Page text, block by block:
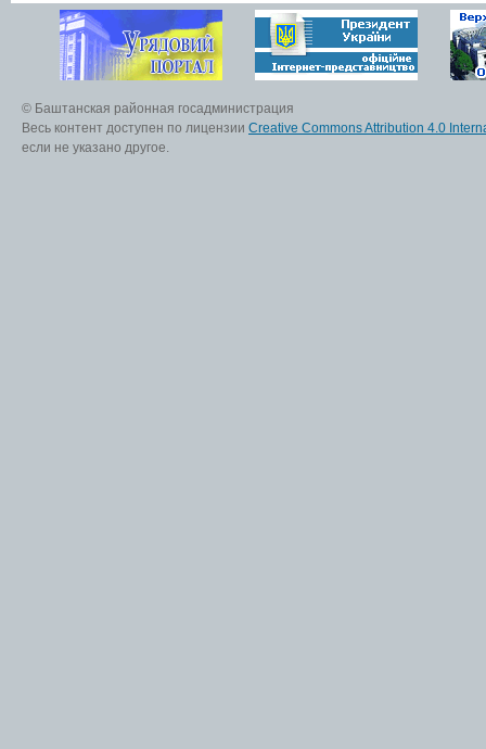
© Баштанская районная госадминистрация
Весь контент доступен по лицензии Creative Commons Attribution 4.0
если не указано другое.